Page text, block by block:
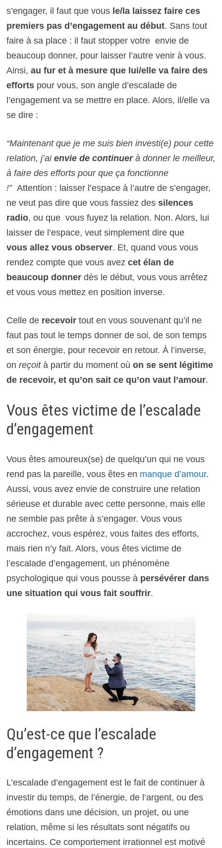
s’engager, il faut que vous le/la laissez faire ces
premiers pas d’engagement au début. Sans tout
faire à sa place : il faut stopper votre envie de
beaucoup donner, pour laisser l’autre venir à vous.
Ainsi, au fur et à mesure que lui/elle va faire des
effortspour vous, son angle d’escalade de
l’engagement va se mettre en place. Alors, il/elle va
se dire :
“Maintenant que je me suis bien investi(e) pour cette
relation, j’ai envie de continuerà donner le meilleur,
à faire des efforts pour que ça fonctionne
!” Attention : laisser l’espace à l’autre de s’engager,
ne veut pas dire que vous fassiez des silences
radio, ou que vous fuyez la relation. Non. Alors, lui
laisser de l’espace, veut simplement dire que
vous allez vous observer. Et, quand vous vous
rendez compte que vous avez cet élan de
beaucoup donnerdès le début, vous vous arrêtez
et vous vous mettez en position inverse.
Celle de recevoirtout en vous souvenant qu’il ne
faut pas tout le temps donner de soi, de son temps
et son énergie, pour recevoir en retour. À l’inverse,
on reçoità partir du moment où on se sent légitime
de recevoir, et qu’on sait ce qu’on vaut l’amour.
Vous êtes victime de l’escalade
d’engagement
Vous êtes amoureux(se) de quelqu’un qui ne vous
rend pas la pareille, vous êtes en manque d’amour.
Aussi, vous avez envie de construire une relation
sérieuse et durable avec cette personne, mais elle
ne semble pas prête à s’engager. Vous vous
accrochez, vous espérez, vous faites des efforts,
mais rien n’y fait. Alors, vous êtes victime de
l’escalade d’engagement, un phénomène
psychologique qui vous pousse à persévérer dans
une situation qui vous fait souffrir.
Qu’est-ce que l’escalade
d’engagement ?
L’escalade d’engagement est le fait de continuer à
investir du temps, de l’énergie, de l’argent, ou des
émotions dans une décision, un projet, ou une
relation, même si les résultats sont négatifs ou
incertains. Ce comportement irrationnel est motivé